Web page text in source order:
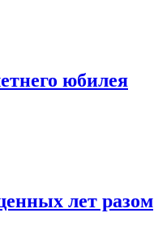
юбилея
лет разом